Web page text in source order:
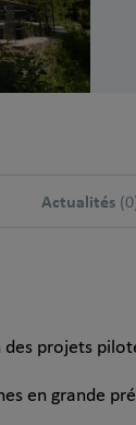
Actualités
projets
en grande